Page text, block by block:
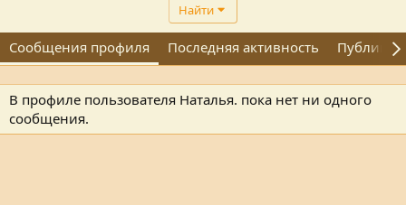
Найти
Сообщения профиля Последняя активность
В профиле пользователя Наталья. пока нет ни одного
сообщения.